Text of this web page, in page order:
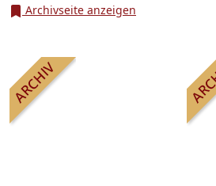
Archivseite anzeigen